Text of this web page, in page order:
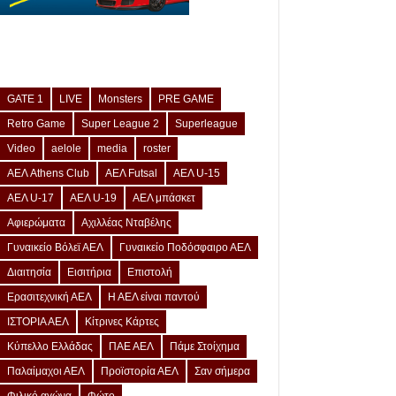
GATE 1 LIVE Monsters
PRE GAME
Retro Game
Super League 2
Superleague
Video
aelole media
roster
ΑΕΛ Athens Club
ΑΕΛ Futsal
ΑΕΛ U-15
ΑΕΛ U-17
ΑΕΛ U-19
ΑΕΛ μπάσκετ
Αφιερώματα
Αχιλλέας Νταβέλης
Γυναικείο Βόλεϊ ΑΕΛ
Γυναικείο Ποδόσφαιρο ΑΕΛ
Διαιτησία
Εισιτήρια
Επιστολή
Ερασιτεχνική ΑΕΛ
Η ΑΕΛ είναι παντού
ΙΣΤΟΡΙΑ ΑΕΛ
Κίτρινες Κάρτες
Κύπελλο Ελλάδας
ΠΑΕ ΑΕΛ
Πάμε Στοίχημα
Παλαίμαχοι ΑΕΛ
Προϊστορία ΑΕΛ
Σαν σήμερα